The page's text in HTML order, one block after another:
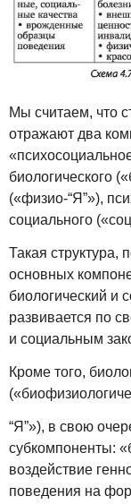
Мы считаем, что
отражают два
биологического
(«физио-“Я”»),
социального
Такая
основных
биологический и
развивается по
и социальным
Кроме того,
“Я”»), в свою
субкомпоненты:
воздействие
поведения на